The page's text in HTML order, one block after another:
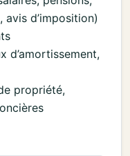
d’imposition)
d’amortissement,
propriété,